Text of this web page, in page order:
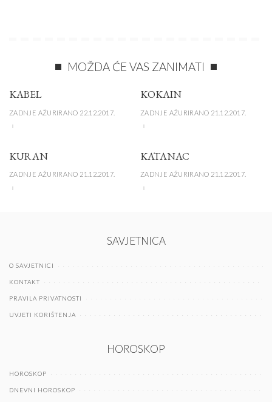
MOŽDA ĆE VAS ZANIMATI
KABEL
ZADNJE AŽURIRANO 22.12.2017.
KOKAIN
ZADNJE AŽURIRANO 21.12.2017.
KURAN
ZADNJE AŽURIRANO 21.12.2017.
KATANAC
ZADNJE AŽURIRANO 21.12.2017.
SAVJETNICA
O SAVJETNICI
KONTAKT
PRAVILA PRIVATNOSTI
UVJETI KORIŠTENJA
HOROSKOP
HOROSKOP
DNEVNI HOROSKOP